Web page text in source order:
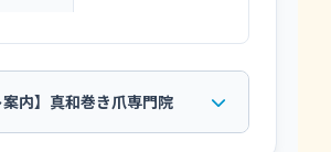
案内】真和巻き爪専門院